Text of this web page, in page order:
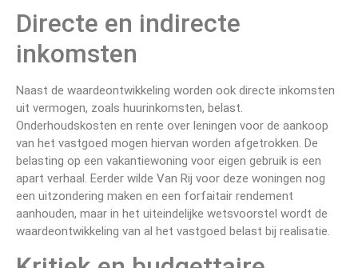
Directe en indirecte
inkomsten
Naast de waardeontwikkeling worden ook directe inkomsten
uit vermogen, zoals huurinkomsten, belast.
Onderhoudskosten en rente over leningen voor de aankoop
van het vastgoed mogen hiervan worden afgetrokken. De
belasting op een vakantiewoning voor eigen gebruik is een
apart verhaal. Eerder wilde Van Rij voor deze woningen nog
een uitzondering maken en een forfaitair rendement
aanhouden, maar in het uiteindelijke wetsvoorstel wordt de
waardeontwikkeling van al het vastgoed belast bij realisatie.